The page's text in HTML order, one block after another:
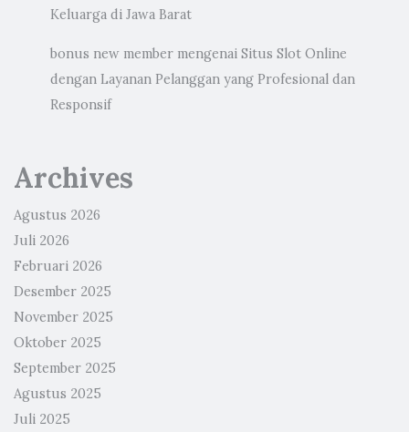
Keluarga di Jawa Barat
bonus new member mengenai Situs Slot Online
dengan Layanan Pelanggan yang Profesional dan
Responsif
Archives
Agustus 2026
Juli 2026
Februari 2026
Desember 2025
November 2025
Oktober 2025
September 2025
Agustus 2025
Juli 2025